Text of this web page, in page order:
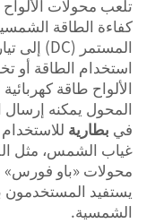
تلعب محولات
كفاءة الطاقة
استخدام الطاقة أو
الألواح طاقة
المحول يمكنه إرسال
في بطارية
غياب الشمس، مثل
يستفيد
الشمسية.